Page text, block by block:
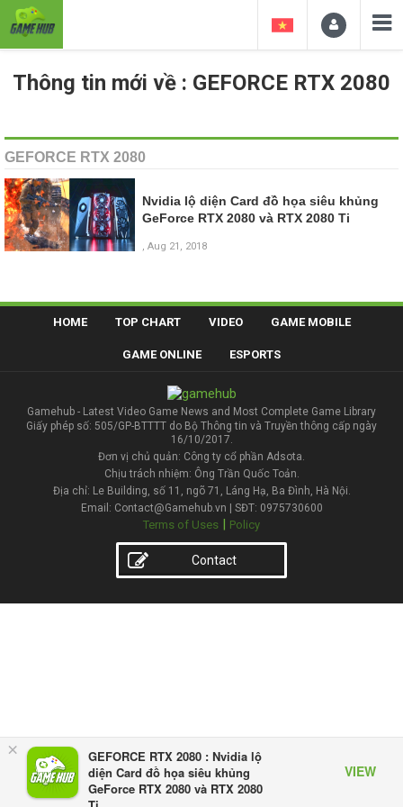
×
GEFORCE RTX 2080 : Nvidia lộ
diện Card đồ họa siêu khủng
GeForce RTX 2080 và RTX 2080
VIEW
Thông tin mới về : GEFORCE RTX 2080
GEFORCE RTX 2080
Nvidia lộ diện Card đồ họa siêu khủng
GeForce RTX 2080 và RTX 2080 Ti
, Aug 21, 2018
HOME TOP CHART VIDEO GAME MOBILE
GAME ONLINE ESPORTS
Gamehub - Latest Video Game News and Most Complete Game Library
Giấy phép số: 505/GP-BTTTT do Bộ Thông tin và Truyền thông cấp ngày
16/10/2017.
Đơn vị chủ quản: Công ty cổ phần Adsota.
Chịu trách nhiệm: Ông Trần Quốc Toản.
Địa chỉ: Le Building, số 11, ngõ 71, Láng Hạ, Ba Đình, Hà Nội.
Email: Contact@Gamehub.vn | SĐT: 0975730600
Terms of Uses | Policy
Contact